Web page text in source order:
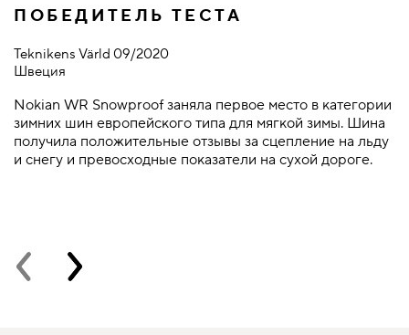
ПОБЕДИТЕЛЬ ТЕСТА
Teknikens Värld 09/2020
Швеция
Nokian WR Snowproof заняла первое место в категории
зимних шин европейского типа для мягкой зимы. Шина
получила положительные отзывы за сцепление на льду
и снегу и превосходные показатели на сухой дороге.